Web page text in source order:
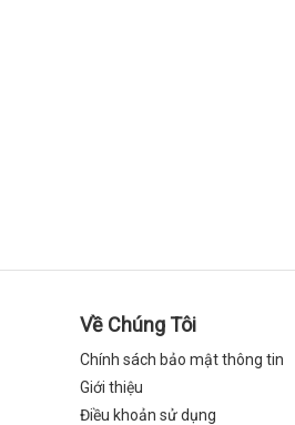
Về Chúng Tôi
Chính sách bảo mật thông tin
Giới thiệu
Điều khoản sử dụng